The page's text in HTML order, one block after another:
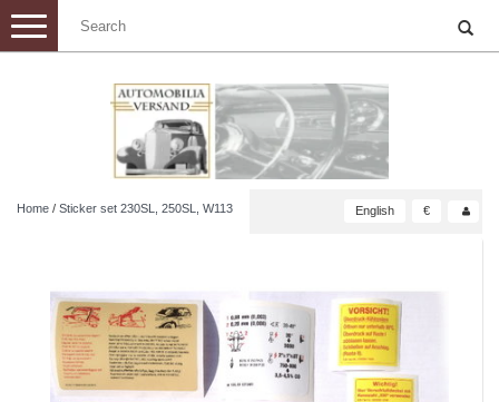
Toggle
navigation
Home / Sticker set 230SL, 250SL, W113 English €